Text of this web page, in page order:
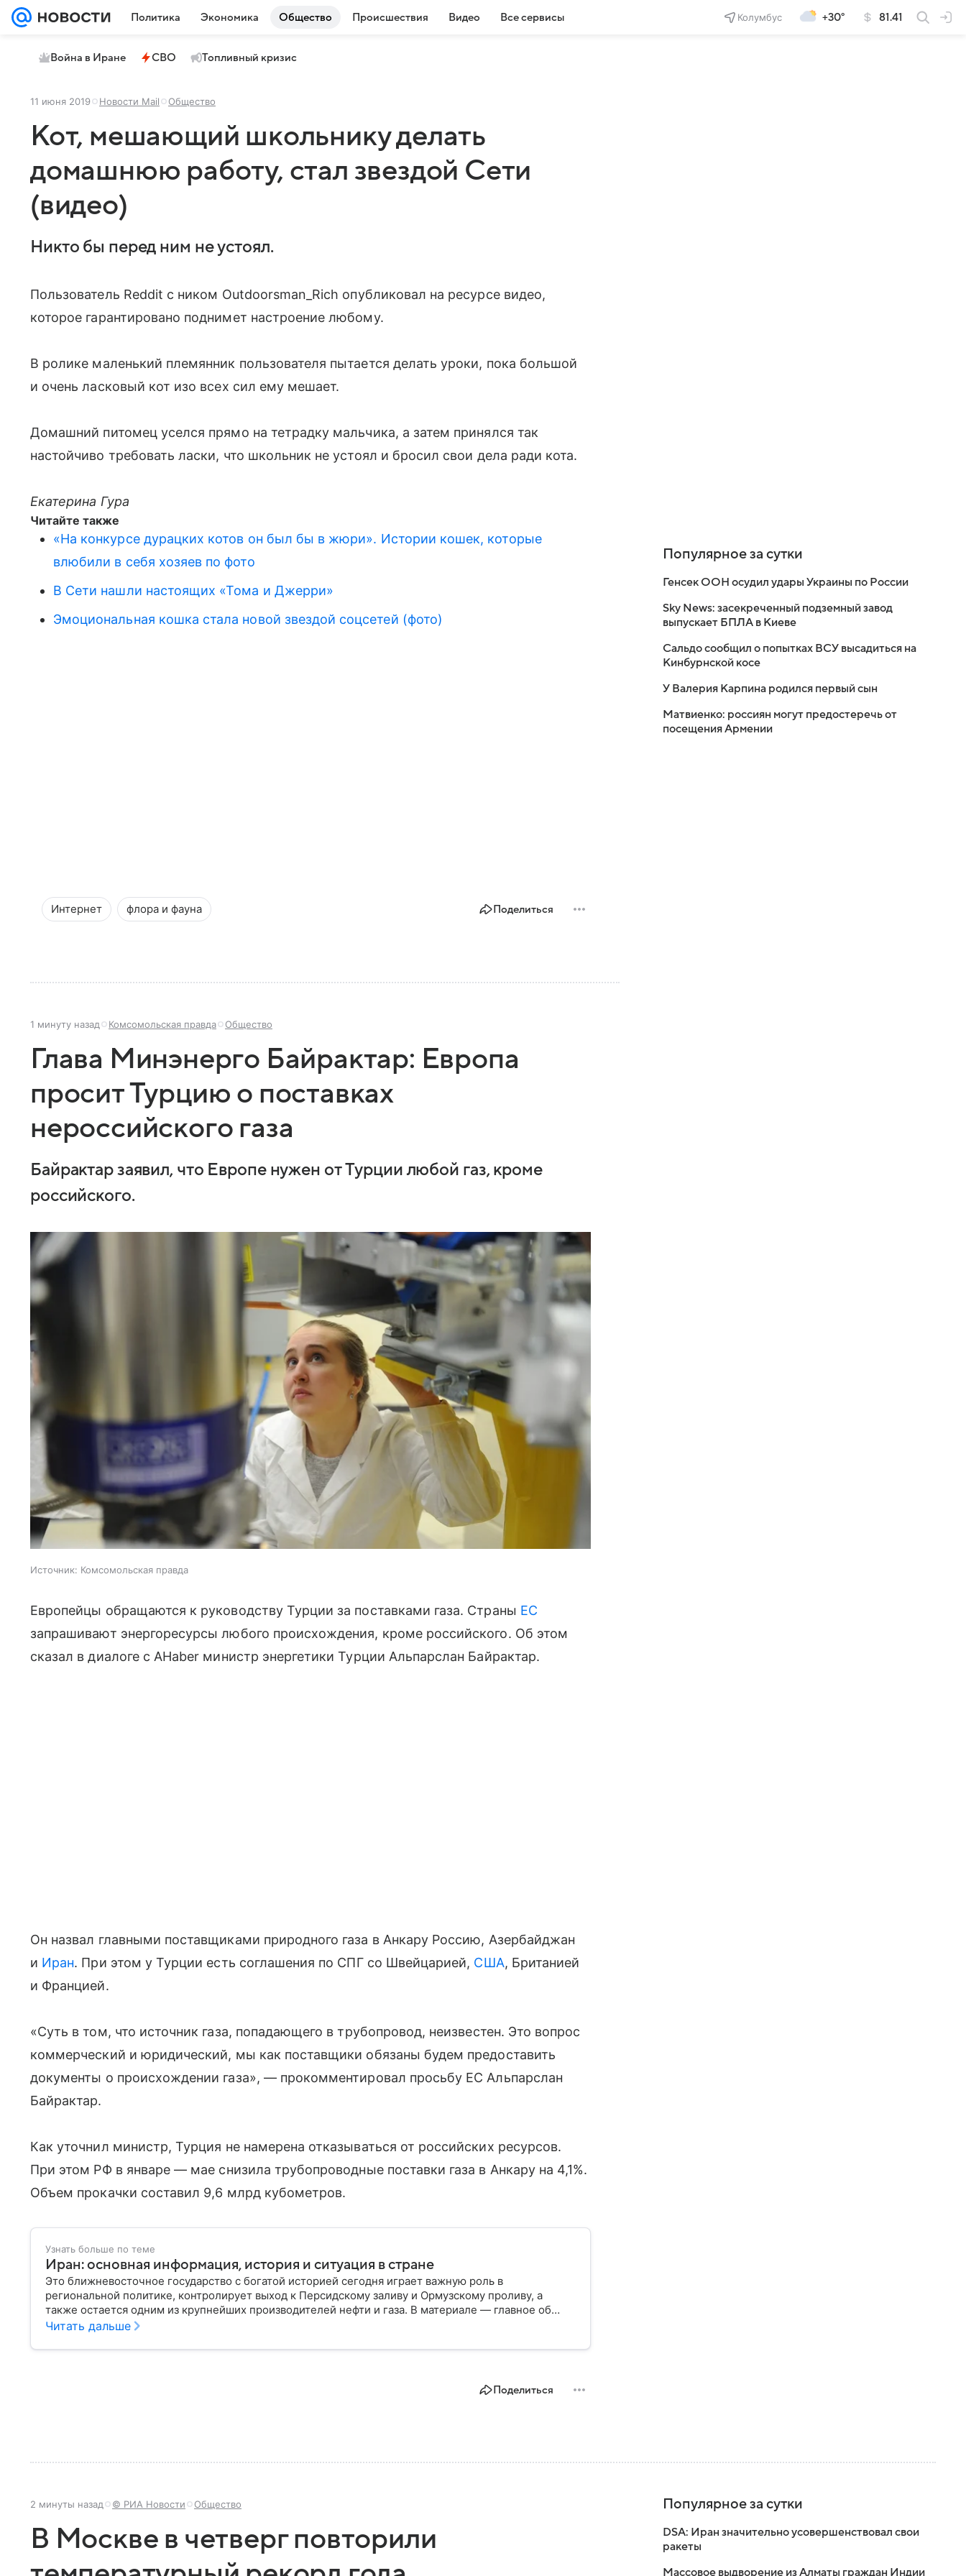
Политика Экономика Общество Происшествия Видео Все сервисы Колумбус +30° 81.41
Война в Иране СВО Топливный кризис
11 июня 2019 Новости Mail Общество
Кот, мешающий школьнику делать
домашнюю работу, стал звездой Сети
(видео)
Никто бы перед ним не устоял.
Пользователь Reddit с ником Outdoorsman_Rich опубликовал на ресурсе видео,
которое гарантировано поднимет настроение любому.
В ролике маленький племянник пользователя пытается делать уроки, пока большой
и очень ласковый кот изо всех сил ему мешает.
Домашний питомец уселся прямо на тетрадку мальчика, а затем принялся так
настойчиво требовать ласки, что школьник не устоял и бросил свои дела ради кота.
Екатерина Гура
Читайте также
«На конкурсе дурацких котов он был бы в жюри». Истории кошек, которые
влюбили в себя хозяев по фото
В Сети нашли настоящих «Тома и Джерри»
Эмоциональная кошка стала новой звездой соцсетей (фото)
Интернет флора и фауна Поделиться
1 минуту назад Комсомольская правда Общество
Глава Минэнерго Байрактар: Европа
просит Турцию о поставках
нероссийского газа
Байрактар заявил, что Европе нужен от Турции любой газ, кроме
российского.
Источник: Комсомольская правда
Европейцы обращаются к руководству Турции за поставками газа. Страны ЕС
запрашивают энергоресурсы любого происхождения, кроме российского. Об этом
сказал в диалоге с AHaber министр энергетики Турции Альпарслан Байрактар.
Он назвал главными поставщиками природного газа в Анкару Россию, Азербайджан
и Иран. При этом у Турции есть соглашения по СПГ со Швейцарией, США, Британией
и Францией.
«Суть в том, что источник газа, попадающего в трубопровод, неизвестен. Это вопрос
коммерческий и юридический, мы как поставщики обязаны будем предоставить
документы о происхождении газа», — прокомментировал просьбу ЕС Альпарслан
Байрактар.
Как уточнил министр, Турция не намерена отказываться от российских ресурсов.
При этом РФ в январе — мае снизила трубопроводные поставки газа в Анкару на 4,1%.
Объем прокачки составил 9,6 млрд кубометров.
Узнать больше по теме
Иран: основная информация, история и ситуация в стране
Это ближневосточное государство с богатой историей сегодня играет важную роль в
региональной политике, контролирует выход к Персидскому заливу и Ормузскому проливу, а
также остается одним из крупнейших производителей нефти и газа. В материале — главное об
Иране.
Читать дальше
Поделиться
Популярное за сутки
Генсек ООН осудил удары Украины по России
Sky News: засекреченный подземный завод
выпускает БПЛА в Киеве
Сальдо сообщил о попытках ВСУ высадиться на
Кинбурнской косе
У Валерия Карпина родился первый сын
Матвиенко: россиян могут предостеречь от
посещения Армении
2 минуты назад © РИА Новости Общество
В Москве в четверг повторили
Популярное за сутки
DSA: Иран значительно усовершенствовал свои
ракеты
Массовое выдворение из Алматы граждан Индии